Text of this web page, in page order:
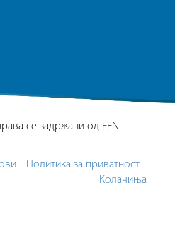
се задржани од EEN
Политика за приватност
Колачиња